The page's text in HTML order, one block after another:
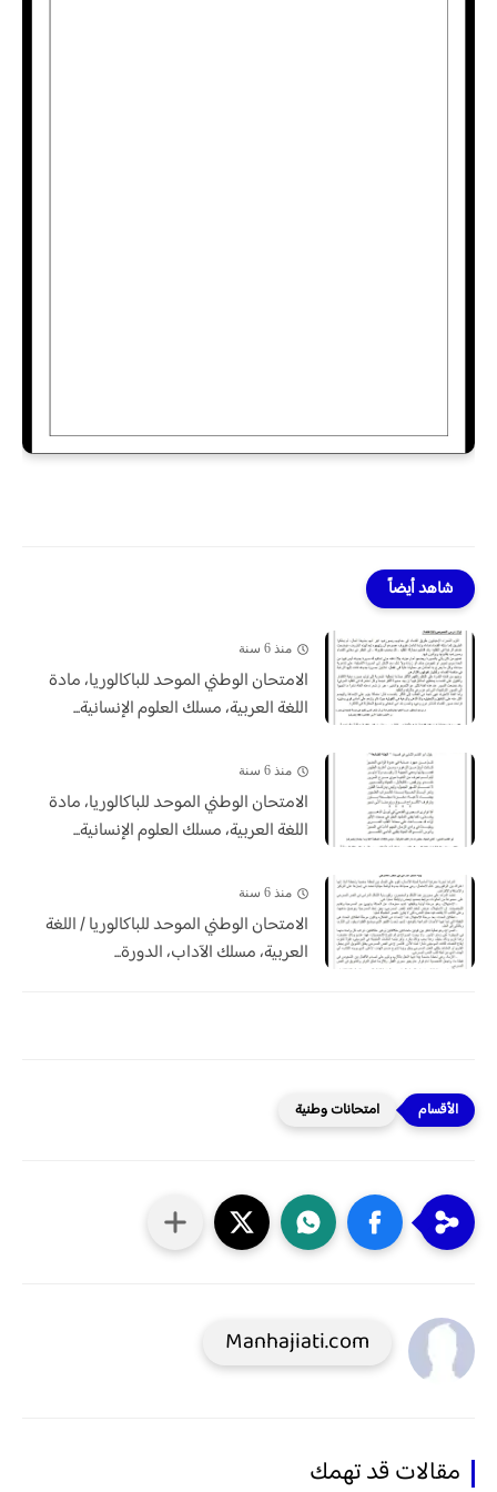
شاهد أيضاً
منذ 6 سنة
الامتحان الوطني الموحد للباكالوريا، مادة
اللغة العربية، مسلك العلوم الإنسانية...
منذ 6 سنة
الامتحان الوطني الموحد للباكالوريا، مادة
اللغة العربية، مسلك العلوم الإنسانية...
منذ 6 سنة
الامتحان الوطني الموحد للباكالوريا / اللغة
العربية، مسلك الآداب، الدورة...
امتحانات وطنية
Manhajiati.com
مقالات قد تهمك